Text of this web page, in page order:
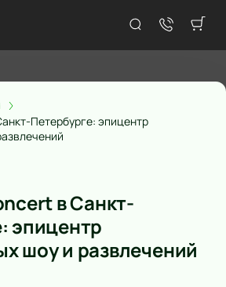
Петербурге: эпицентр
в Санкт-
эпицентр
шоу и развлечений